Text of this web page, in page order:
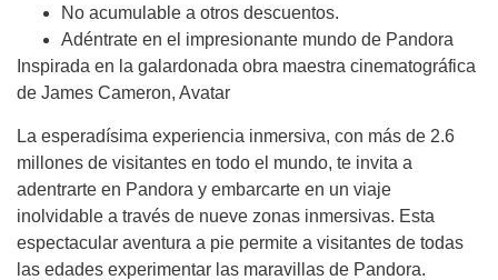
No acumulable a otros descuentos.
Adéntrate en el impresionante mundo de Pandora
Inspirada en la galardonada obra maestra cinematográfica
de James Cameron, Avatar
La esperadísima experiencia inmersiva, con más de 2.6
millones de visitantes en todo el mundo, te invita a
adentrarte en Pandora y embarcarte en un viaje
inolvidable a través de nueve zonas inmersivas. Esta
espectacular aventura a pie permite a visitantes de todas
las edades experimentar las maravillas de Pandora.